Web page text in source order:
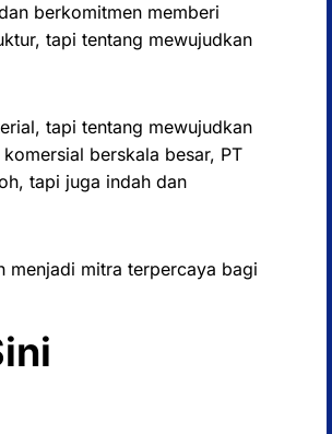
berkomitmen memberi
tapi tentang mewujudkan
tapi tentang mewujudkan
berskala besar, PT
tapi juga indah dan
menjadi mitra terpercaya bagi